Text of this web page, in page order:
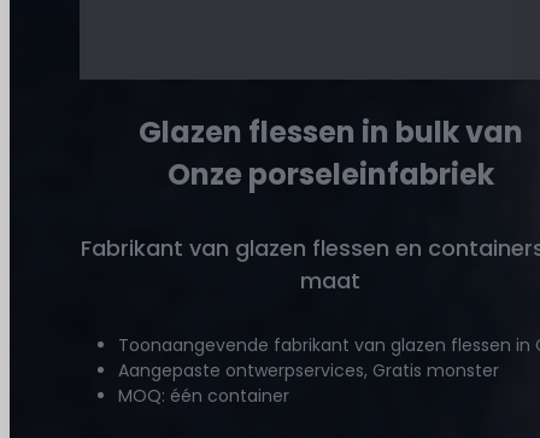
Onze porseleinfabriek